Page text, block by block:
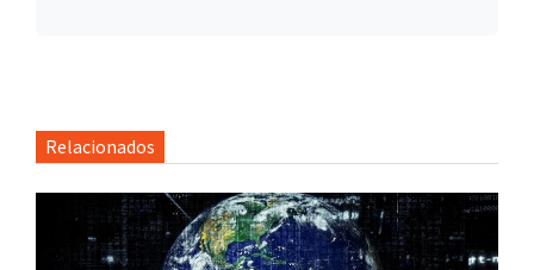
Relacionados